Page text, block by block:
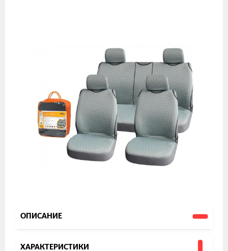
ОПИСАНИЕ
ХАРАКТЕРИСТИКИ